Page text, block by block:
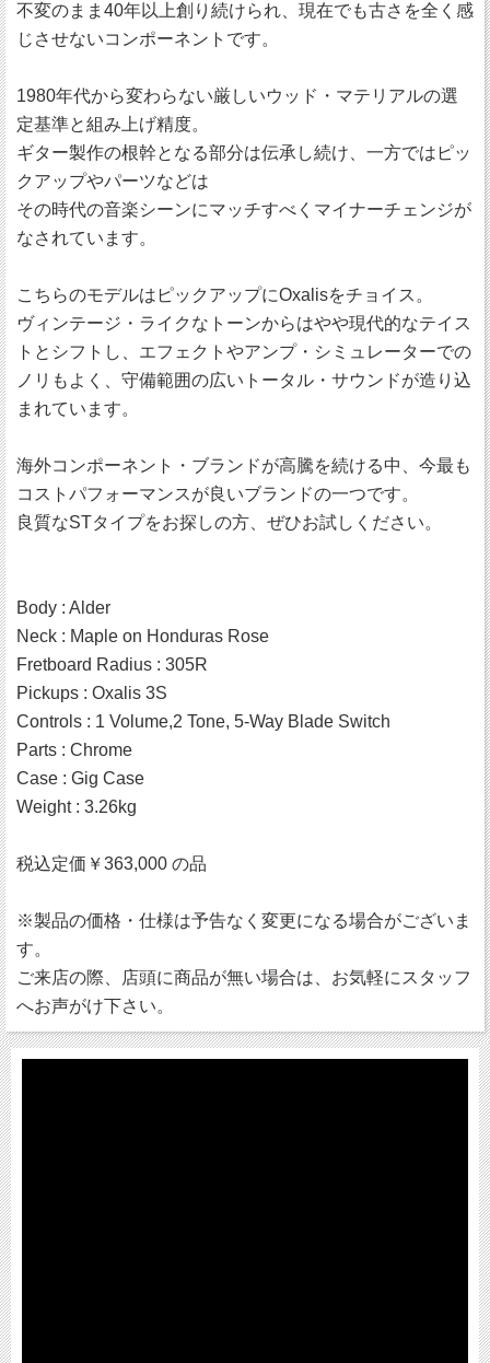
不変のまま40年以上創り続けられ、現在でも古さを全く感
じさせないコンポーネントです。
1980年代から変わらない厳しいウッド・マテリアルの選
定基準と組み上げ精度。
ギター製作の根幹となる部分は伝承し続け、一方ではピッ
クアップやパーツなどは
その時代の音楽シーンにマッチすべくマイナーチェンジが
なされています。
こちらのモデルはピックアップにOxalisをチョイス。
ヴィンテージ・ライクなトーンからはやや現代的なテイス
トとシフトし、エフェクトやアンプ・シミュレーターでの
ノリもよく、守備範囲の広いトータル・サウンドが造り込
まれています。
海外コンポーネント・ブランドが高騰を続ける中、今最も
コストパフォーマンスが良いブランドの一つです。
良質なSTタイプをお探しの方、ぜひお試しください。
Body : Alder
Neck : Maple on Honduras Rose
Fretboard Radius : 305R
Pickups : Oxalis 3S
Controls : 1 Volume,2 Tone, 5-Way Blade Switch
Parts : Chrome
Case : Gig Case
Weight : 3.26kg
税込定価￥363,000 の品
※製品の価格・仕様は予告なく変更になる場合がございま
す。
ご来店の際、店頭に商品が無い場合は、お気軽にスタッフ
へお声がけ下さい。